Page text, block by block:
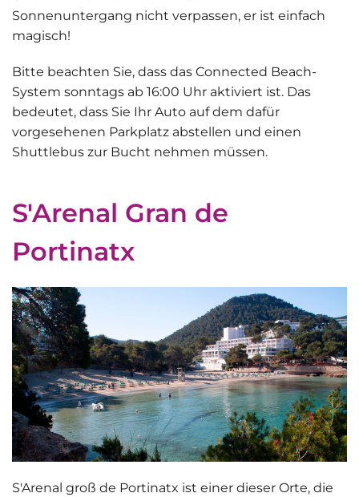
Sonnenuntergang nicht verpassen, er ist einfach
magisch!
Bitte beachten Sie, dass das Connected Beach-
System sonntags ab 16:00 Uhr aktiviert ist. Das
bedeutet, dass Sie Ihr Auto auf dem dafür
vorgesehenen Parkplatz abstellen und einen
Shuttlebus zur Bucht nehmen müssen.
S'Arenal Gran de
Portinatx
S'Arenal groß de Portinatx ist einer dieser Orte, die